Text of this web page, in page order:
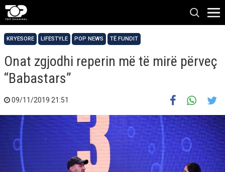
KRYESORE LIFESTYLE POP NEWS TË FUNDIT
Onat zgjodhi reperin më të mirë përveç
“Babastars”
09/11/2019 21:51